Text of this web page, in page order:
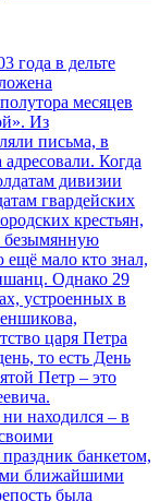
года в дельте
месяцев
Из
письма, в
Когда
дивизии
гвардейских
крестьян,
безымянную
ещё мало кто знал,
Однако 29
устроенных в
царя Петра
то есть День
Петр – это
находился – в
банкетом,
ближайшими
была